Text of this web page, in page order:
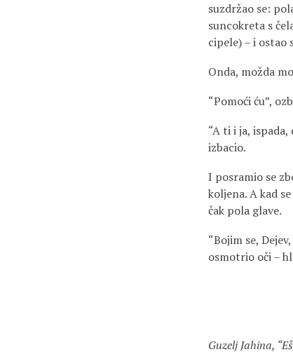
suzdržao se:
suncokreta s
cipele) – i ostao
Onda, možda
“Pomoći ću”,
“A ti i ja,
izbacio.
I posramio se
koljena. A kad
čak pola glave.
“Bojim se,
osmotrio oči –
Guzelj Jahina,